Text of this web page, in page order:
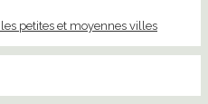
petites et moyennes villes